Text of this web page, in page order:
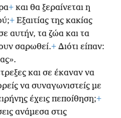
+ και θα ξεραίνεται η
+ Εξαιτίας της κακίας
αυτήν, τα ζώα και τα
σαρωθεί.+ Διότι είπαν:
και σε έκαναν να
να συναγωνιστείς με
έχεις πεποίθηση;+
ανάμεσα στις